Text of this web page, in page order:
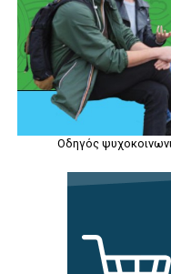
Οδηγός